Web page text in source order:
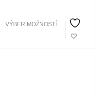
VÝBER MOŽNOSTÍ